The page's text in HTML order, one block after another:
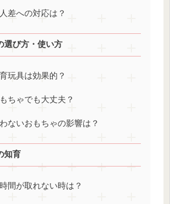
差への対応は？
選び方・使い方
玩具は効果的？
ちゃでも大丈夫？
ないおもちゃの影響は？
知育
間が取れない時は？